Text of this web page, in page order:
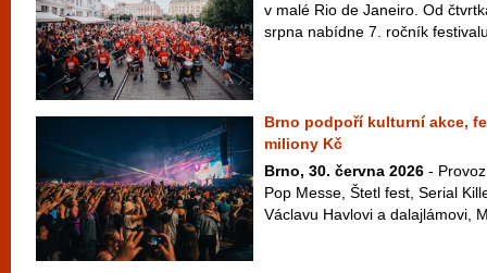
v malé Rio de Janeiro. Od
srpna nabídne 7. ročník
Brno podpoří kulturní akce,
miliony Kč
Brno, 30. června 2026 -
Pop Messe, Štetl fest, Serial
Václavu Havlovi a dalajlámovi,